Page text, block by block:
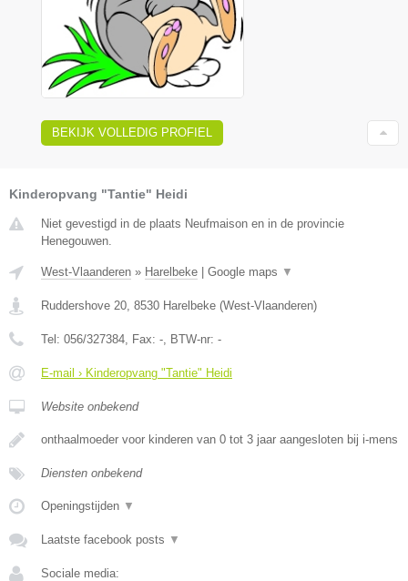
BEKIJK VOLLEDIG PROFIEL
Kinderopvang "Tantie" Heidi
Niet gevestigd in de plaats Neufmaison en in de provincie
Henegouwen.
West-Vlaanderen » Harelbeke Google maps ▼
Ruddershove 20 8530 Harelbeke (West-Vlaanderen)
Tel: 056/327384 , Fax: - , BTW-nr: -
E-mail › Kinderopvang "Tantie" Heidi
Website onbekend
onthaalmoeder voor kinderen van 0 tot 3 jaar aangesloten bij i-mens
Diensten onbekend
Openingstijden ▼
Laatste facebook posts ▼
Sociale media: